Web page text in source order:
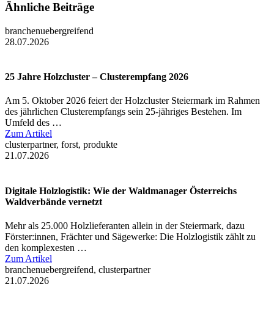
Ähnliche Beiträge
branchenuebergreifend
28.07.2026
25 Jahre Holzcluster – Clusterempfang 2026
Am 5. Oktober 2026 feiert der Holzcluster Steiermark im Rahmen
des jährlichen Clusterempfangs sein 25-jähriges Bestehen. Im
Umfeld des …
Zum Artikel
clusterpartner, forst, produkte
21.07.2026
Digitale Holzlogistik: Wie der Waldmanager Österreichs
Waldverbände vernetzt
Mehr als 25.000 Holzlieferanten allein in der Steiermark, dazu
Förster:innen, Frächter und Sägewerke: Die Holzlogistik zählt zu
den komplexesten …
Zum Artikel
branchenuebergreifend, clusterpartner
21.07.2026